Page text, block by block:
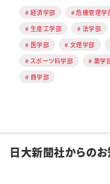
経済学部 危機管理学
生産工学部
法学部
医学部
文理学部
スポーツ科学部
薬学
商学部
日大新聞社からのお